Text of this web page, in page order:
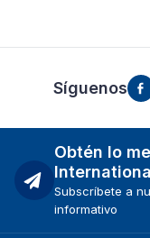
Síguenos
Obtén lo
Subscríbete a
informativo